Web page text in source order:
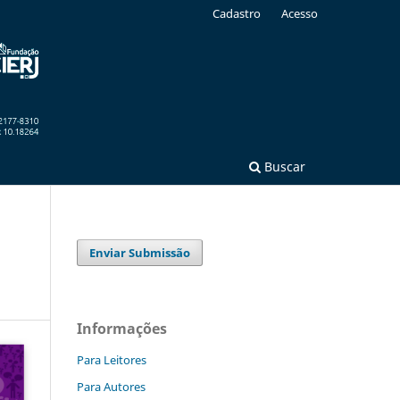
Buscar
Cadastro Acesso
Enviar Submissão
Informações
Para Leitores
Para Autores